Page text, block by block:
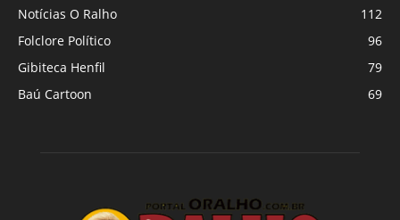
Notícias O Ralho
112
Folclore Político
96
Gibiteca Henfil
79
Baú Cartoon
69